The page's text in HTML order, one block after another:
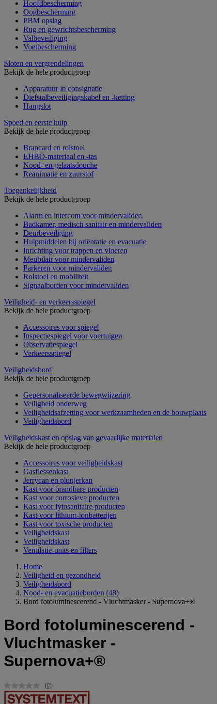
Hoofdbescherming
Oogbescherming
PBM opslag
Rug en gewrichtsbescherming
Valbeveiliging
Voetbescherming
Sloten en vergrendelingen
Bekijk de hele productgroep
Apparatuur in consignatie
Diefstalbeveiligingskabel en -ketting
Hangslot
Spoed en eerste hulp
Bekijk de hele productgroep
Brancard en rolstoel
EHBO-materiaal en -tas
Nood- en gelaatsdouche
Reanimatie en zuurstof
Toegankelijkheid
Bekijk de hele productgroep
Alarm en intercom voor mindervaliden
Badkamer, medisch sanitair en mindervaliden
Deurbeveiliging
Hulpmiddelen bij oriëntatie en evacuatie
Inrichting voor trappen en vloeren
Meubilair voor mindervaliden
Parkeren voor mindervaliden
Rolstoel en mobiliteit
Signaalborden voor mindervaliden
Veiligheid- en verkeersspiegel
Bekijk de hele productgroep
Accessoires voor spiegel
Inspectiespiegel voor voertuigen
Observatiespiegel
Verkeersspiegel
Veiligheidsbord
Bekijk de hele productgroep
Gepersonaliseerde bewegwijzering
Veiligheid onderweg
Veiligheidsafzetting voor werkzaamheden en de bouwplaats
Veiligheidsbord
Veiligheidskast en opslag van gevaarlijke materialen
Bekijk de hele productgroep
Accessoires voor veiligheidskast
Gasflessenkast
Jerrycan en plunjerkan
Kast voor brandbare producten
Kast voor corrosieve producten
Kast voor fytosanitaire producten
Kast voor lithium-ionbatterijen
Kast voor toxische producten
Veiligheidskast
Veiligheidskast
Ventilatie-units en filters
Home
Veiligheid en gezondheid
Veiligheidsbord
Nood- en evacuatieborden (48)
Bord fotoluminescerend - Vluchtmasker - Supernova+®
Bord fotoluminescerend -
Vluchtmasker -
Supernova+®
Geen
scorewaarde.
(0)